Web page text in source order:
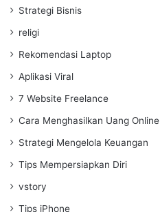
Strategi Bisnis
religi
Rekomendasi Laptop
Aplikasi Viral
7 Website Freelance
Cara Menghasilkan Uang Online
Strategi Mengelola Keuangan
Tips Mempersiapkan Diri
vstory
Tips iPhone